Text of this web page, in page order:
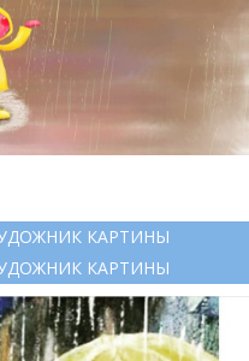
КАРТИНЫ
КАРТИНЫ